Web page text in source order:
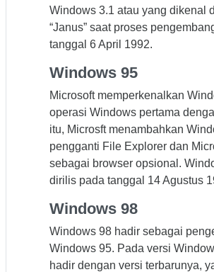
Windows 3.1 atau yang dikenal
“Janus” saat proses
tanggal 6 April 1992.
Windows 95
Microsoft memperkenalkan
operasi Windows pertama
itu, Microsft menambahkan
pengganti File Explorer dan
sebagai browser opsional.
dirilis pada tanggal 14 Agustus
Windows 98
Windows 98 hadir sebagai
Windows 95. Pada versi
hadir dengan versi terbarunya,